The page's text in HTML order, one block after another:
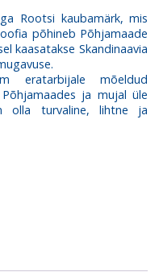
Rootsi kaubamärk, mis
põhineb Põhjamaade
kaasatakse Skandinaavia
eratarbijale mõeldud
ja mujal üle
olla turvaline, lihtne ja